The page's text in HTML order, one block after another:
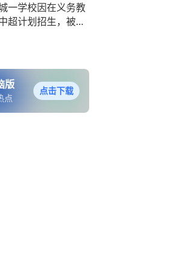
一学校因在义务教
超计划招生，被罚
元
版
点
点击下载